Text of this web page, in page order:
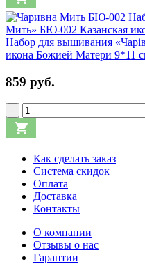
Набор для вышивания
икона Божией Матери 9*11
859 руб.
-
Как сделать заказ
Система скидок
Оплата
Доставка
Контакты
О компании
Отзывы о нас
Гарантии